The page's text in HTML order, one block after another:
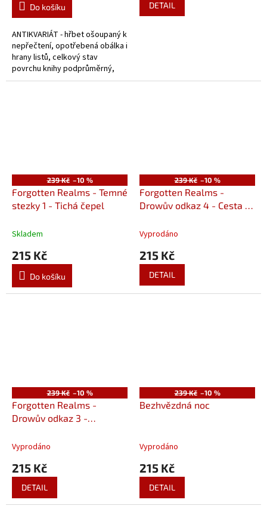
Do košíku
ANTIKVARIÁT - hřbet ošoupaný k
nepřečtení, opotřebená obálka i
hrany listů, celkový stav
povrchu knihy podprůměrný,
opotřebovaný, knižního bloku
DETAIL
239 Kč –10 %
Forgotten Realms - Temné
stezky 1 - Tichá čepel
Skladem
215 Kč
Do košíku
239 Kč –10 %
Forgotten Realms -
Drowův odkaz 4 - Cesta k
Vyprodáno
215 Kč
DETAIL
239 Kč –10 %
Forgotten Realms -
Drowův odkaz 3 -
Vyprodáno
215 Kč
DETAIL
239 Kč –10 %
Bezhvězdná noc
Vyprodáno
215 Kč
DETAIL